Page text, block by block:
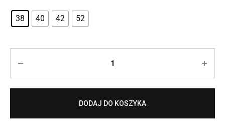
38 40 42 52
DODAJ DO KOSZYKA